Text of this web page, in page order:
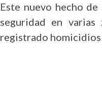
Este nuevo hecho
seguridad en
registrado homicidios